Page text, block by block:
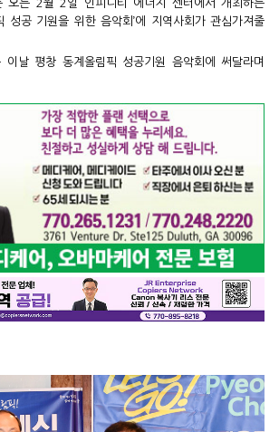
오는 2월 2일 인피니티 에너지 센터에서 개최하는
성공 기원을 위한 음악회’에 지역사회가 관심가져줄
날 평창 동계올림픽 성공기원 음악회에 써달라며